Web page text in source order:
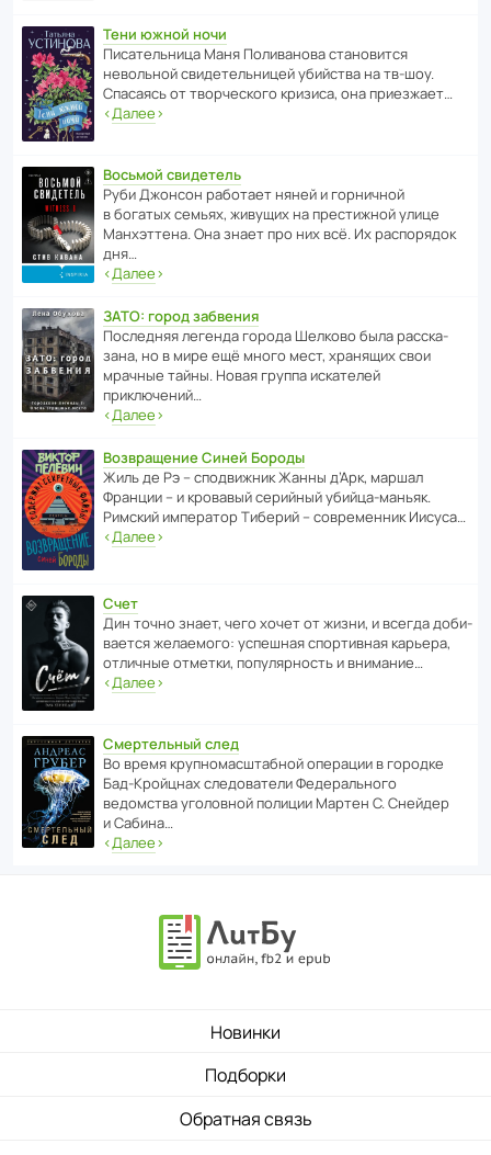
Тени южной ночи
Писа­тель­ница Маня Поли­ва­нова стано­вится
невольной свиде­тель­ницей убийства на тв-шоу.
Спасаясь от твор­че­с­кого кризиса, она приезжает…
‹Далее›
Восьмой свидетель
Руби Джонсон рабо­тает няней и горни­чной
в богатых семьях, живущих на прес­ти­жной улице
Манх­эт­тена. Она знает про них всё. Их распо­рядок
дня…
‹Далее›
ЗАТО: город забвения
После­дняя легенда города Шелково была расска­
зана, но в мире ещё много мест, хранящих свои
мрачные тайны. Новая группа иска­телей
приключений…
‹Далее›
Возвращение Синей Бороды
Жиль де Рэ – спод­ви­жник Жанны д’Арк, маршал
Франции – и кровавый серийный убийца-маньяк.
Римский импе­ратор Тиберий – совре­менник Иисуса…
‹Далее›
Счет
Дин точно знает, чего хочет от жизни, и всегда доби­
ва­ется жела­е­мого: успе­шная спор­ти­вная карьера,
отли­чные отметки, попу­ля­р­ность и внимание…
‹Далее›
Смертельный след
Во время круп­но­мас­ш­та­бной операции в городке
Бад‑Крой­цнах следо­ва­тели Феде­раль­ного
ведомства уголо­вной полиции Мартен С. Снейдер
и Сабина…
‹Далее›
Новинки
Подборки
Обратная связь